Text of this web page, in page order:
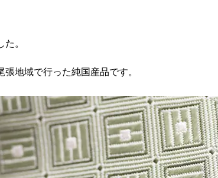
。
地域で行った純国産品です。